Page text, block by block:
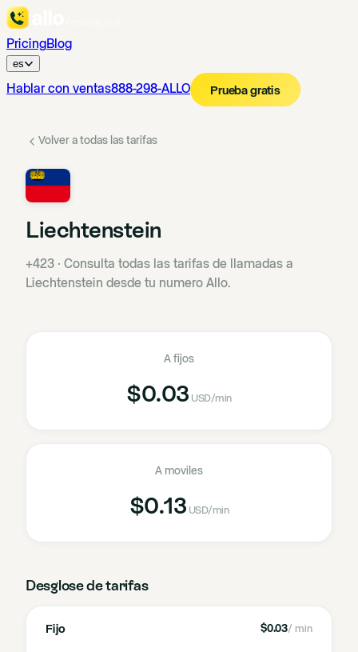
PricingBlog
es
Hablar con ventas888-298-ALLO Prueba gratis
Volver a todas las tarifas
Liechtenstein
+423 · Consulta todas las tarifas de llamadas a
Liechtenstein desde tu numero Allo.
A fijos
$0.03 USD/min
A moviles
$0.13 USD/min
Desglose de tarifas
Fijo $0.03/ min